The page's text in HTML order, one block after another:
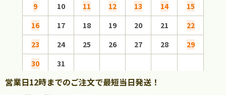
9
10 11 12 13 14
15
16
17 18 19 20 21
22
23
24 25 26 27 28
29
30
31
営業日12時までのご注文で最短当日発送！